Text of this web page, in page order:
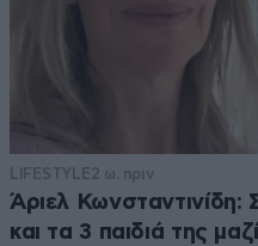
LIFESTYLE2 ω. πριν
Άριελ Κωνσταντινίδη:
και τα 3 παιδιά της